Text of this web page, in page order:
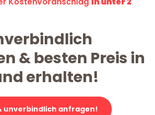
& besten Preis in
erhalten!
unverbindlich anfragen!